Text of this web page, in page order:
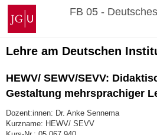
Zum
Inhalt
springen
Johannes
Gutenberg-
Universität
Mainz
FB 05 -
Lehre am Deutschen
HEWV/ SEWV/SEVV:
Gestaltung mehrsprachiger
Dozent:innen: Dr. Anke Sennema
Kurzname: HEWV/ SEVV